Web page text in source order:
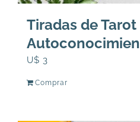
Tiradas de
U$ 3
Comprar